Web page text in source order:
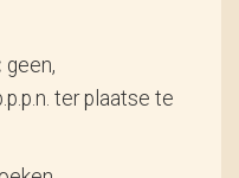
geen,
ter plaatse te